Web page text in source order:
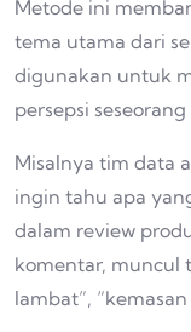
Metode ini
tema utama dari
digunakan untuk
persepsi
Misalnya tim data
ingin tahu apa
dalam review
komentar, muncul
lambat”,